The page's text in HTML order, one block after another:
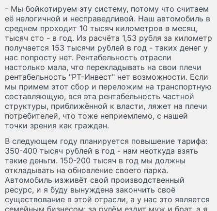
- Мы бойкотируем эту систему, потому что считаем
её нелогичной и несправедливой. Наш автомобиль в
среднем проходит 10 тысяч километров в месяц,
тысяч сто - в год. Из расчёта 1,53 рубля за километр
получается 153 тысячи рублей в год - таких денег у
нас попросту нет. Рентабельность отрасли
настолько мала, что перекладывать на свои плечи
рентабельность "РТ-Инвест" нет возможности. Если
мы примем этот сбор и переложим на транспортную
составляющую, вся эта рентабельность частной
структуры, приближённой к власти, ляжет на плечи
потребителей, что тоже неприемлемо, с нашей
точки зрения как граждан.
В следующем году планируется повышение тарифа:
350-400 тысяч рублей в год - нам неоткуда взять
такие деньги. 150-200 тысяч в год мы должны
откладывать на обновление своего парка.
Автомобиль изживёт свой производственный
ресурс, и я буду вынуждена закончить своё
существование в этой отрасли, а у нас это является
семейным бизнесом: за рулём ездит муж и брат, а я